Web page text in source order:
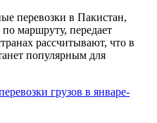
перевозки в Пакистан,
маршруту, передает
рассчитывают, что в
популярным для
грузов в январе-